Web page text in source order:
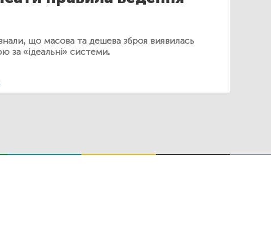
що масова та дешева зброя виявилась
за «ідеальні» системи.